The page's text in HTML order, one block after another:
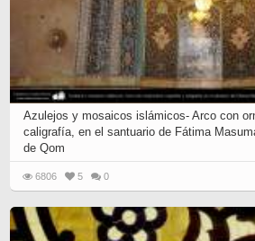
Azulejos y mosaicos islámicos- Arco con
caligrafía, en el santuario de Fátima
de Qom
6806 5 0